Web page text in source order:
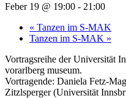
Feber 19 @ 19:00 - 21:00
« Tanzen im S‑MAK
Tanzen im S‑MAK »
Vortragsreihe der Universität
vorarlberg museum.
Vortragende: Daniela Fetz-
Zitzlsperger (Universität